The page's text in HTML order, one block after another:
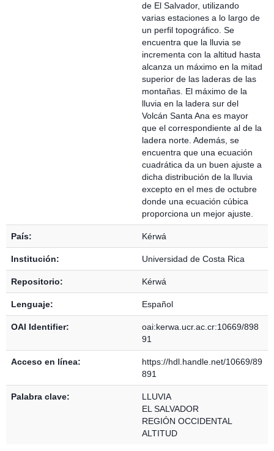
de El Salvador, utilizando
varias estaciones a lo largo de
un perfil topográfico. Se
encuentra que la lluvia se
incrementa con la altitud hasta
alcanza un máximo en la mitad
superior de las laderas de las
montañas. El máximo de la
lluvia en la ladera sur del
Volcán Santa Ana es mayor
que el correspondiente al de la
ladera norte. Además, se
encuentra que una ecuación
cuadrática da un buen ajuste a
dicha distribución de la lluvia
excepto en el mes de octubre
donde una ecuación cúbica
proporciona un mejor ajuste.
País: Kérwá
Institución: Universidad de Costa Rica
Repositorio: Kérwá
Lenguaje: Español
OAI Identifier:
oai:kerwa.ucr.ac.cr:10669/898
91
Acceso en línea:
https://hdl.handle.net/10669/89
891
Palabra clave:
LLUVIA
EL SALVADOR
REGIÓN OCCIDENTAL
ALTITUD